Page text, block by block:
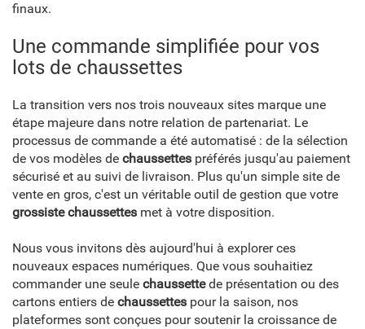
finaux.
Une commande simplifiée pour vos
lots de chaussettes
La transition vers nos trois nouveaux sites marque une
étape majeure dans notre relation de partenariat. Le
processus de commande a été automatisé : de la sélection
de vos modèles de chaussettes préférés jusqu'au paiement
sécurisé et au suivi de livraison. Plus qu'un simple site de
vente en gros, c'est un véritable outil de gestion que votre
grossiste chaussettes met à votre disposition.
Nous vous invitons dès aujourd'hui à explorer ces
nouveaux espaces numériques. Que vous souhaitiez
commander une seule chaussettede présentation ou des
cartons entiers de chaussettes pour la saison, nos
plateformes sont conçues pour soutenir la croissance de